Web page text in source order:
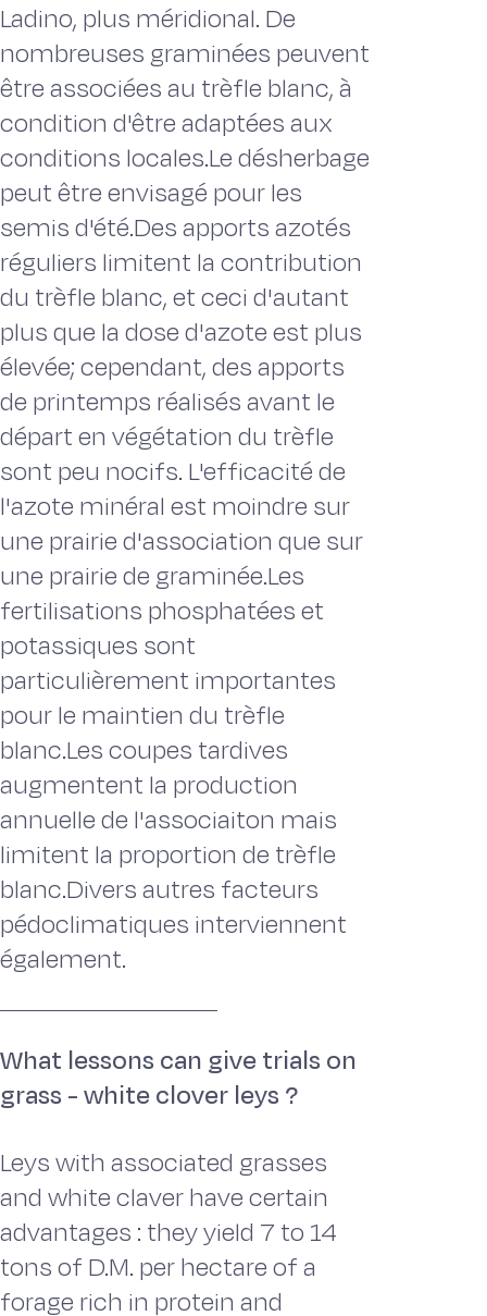
Ladino, plus méridional. De
nombreuses graminées peuvent
être associées au trèfle blanc, à
condition d'être adaptées aux
conditions locales.Le désherbage
peut être envisagé pour les
semis d'été.Des apports azotés
réguliers limitent la contribution
du trèfle blanc, et ceci d'autant
plus que la dose d'azote est plus
élevée; cependant, des apports
de printemps réalisés avant le
départ en végétation du trèfle
sont peu nocifs. L'efficacité de
l'azote minéral est moindre sur
une prairie d'association que sur
une prairie de graminée.Les
fertilisations phosphatées et
potassiques sont
particulièrement importantes
pour le maintien du trèfle
blanc.Les coupes tardives
augmentent la production
annuelle de l'associaiton mais
limitent la proportion de trèfle
blanc.Divers autres facteurs
pédoclimatiques interviennent
également.
What lessons can give trials on
grass - white clover leys ?
Leys with associated grasses
and white claver have certain
advantages : they yield 7 to 14
tons of D.M. per hectare of a
forage rich in protein and